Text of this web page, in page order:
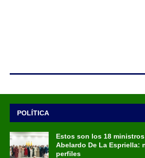
POLÍTICA
Estos son los 18
Abelardo De La Espriella:
perfiles